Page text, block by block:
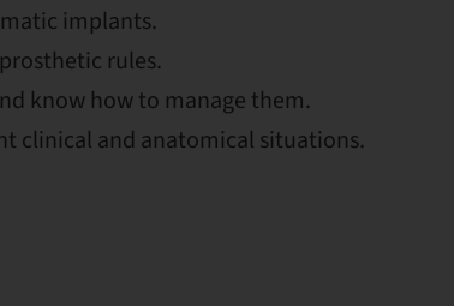
implants.
rules.
know how to manage them.
clinical and anatomical situations.